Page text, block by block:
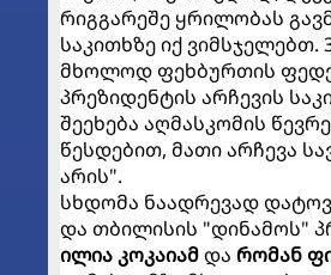
რიგგარეშე ყრილობას
საკითხზე იქ ვიმსჯელებთ.
მხოლოდ ფეხბურთის
პრეზიდენტის არჩევის
შეეხება აღმასკომის
წესდებით, მათი არჩევა
არის".
სხდომა ნაადრევად
და თბილისის "დინამოს"
ილია კოკაიამდა რომან